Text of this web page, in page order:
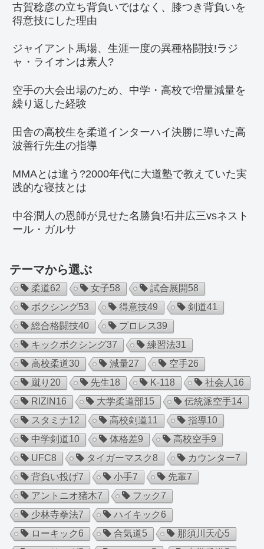
古賀稔彦の立ち背負いではなく、膝つき背負いを
得意技にした理由
ジャイアント馬場、生涯一度の異種格闘技!ラジ
ャ・ライオンは素人?
空手の大会出場のため、中学・高校で増量減量を
繰り返した経験
田舎の高校生を柔道インターハイ決勝に導いた高
波善行先生の指導
MMAとは違う?2000年代に大道塾で教えていた実
践的な寝技とは
中谷潤人の恩師が見せた名勝負!石井広三vsネスト
ール・ガルサ
テーマから選ぶ
柔道62 女子58 試合展開58
ボクシング53 得意技49 剣道41
総合格闘技40 プロレス39
キックボクシング37 練習法31
高校柔道30 減量27 空手26
蹴り 20 先生18 K-118 社会人 16
RIZIN 16 大学柔道部15 伝統派空手14
スタミナ12 高校剣道11 指導10
中学剣道10 体格差9 高校空手9
UFC8 タイガーマスク8 カウンター7
背負い投げ7 小手7 先輩7
アントニオ猪木7 フック7
少林寺拳法7 ハイキック6
ローキック6 合気道5 那須川天心5